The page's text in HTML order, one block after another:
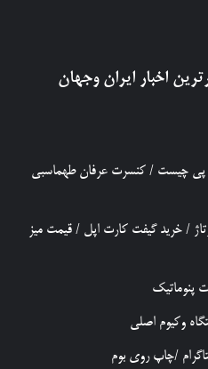
اخبار ایران وجهان
پی چیست / کنسرت عرفان طهماسبی
/ خرید گیفت کارت اپل / قیمت میز
پنوماتیک
وکیوم اصلی
/چاپ روی بوم